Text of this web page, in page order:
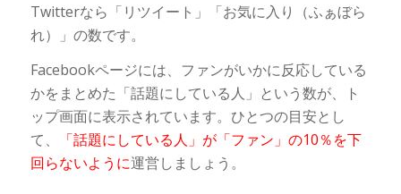
Twitterなら「リツイート」「お気に入り（ふぁぼら
れ）」の数です。
Facebookページには、ファンがいかに反応している
かをまとめた「話題にしている人」という数が、ト
ップ画面に表示されています。ひとつの目安とし
て、
「話題にしている人」が「ファン」の10％を下
回らないように運営しましょう。